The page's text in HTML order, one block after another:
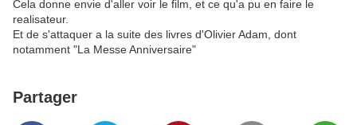
Cela donne envie d'aller voir le film, et ce qu'a pu en faire le
realisateur.
Et de s'attaquer a la suite des livres d'Olivier Adam, dont
notamment "La Messe Anniversaire"
Partager